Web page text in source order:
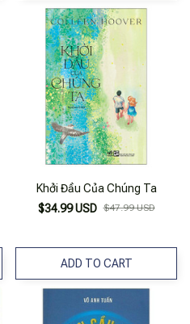
Khởi Đầu Của Chúng Ta
$34.99 USD $47.99 USD
ADD TO CART